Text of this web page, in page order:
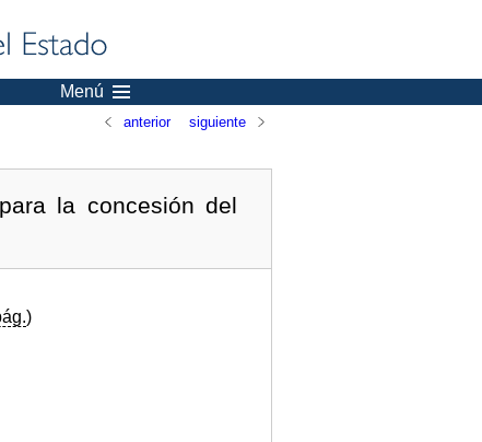
Menú
anterior siguiente
la concesión del
)